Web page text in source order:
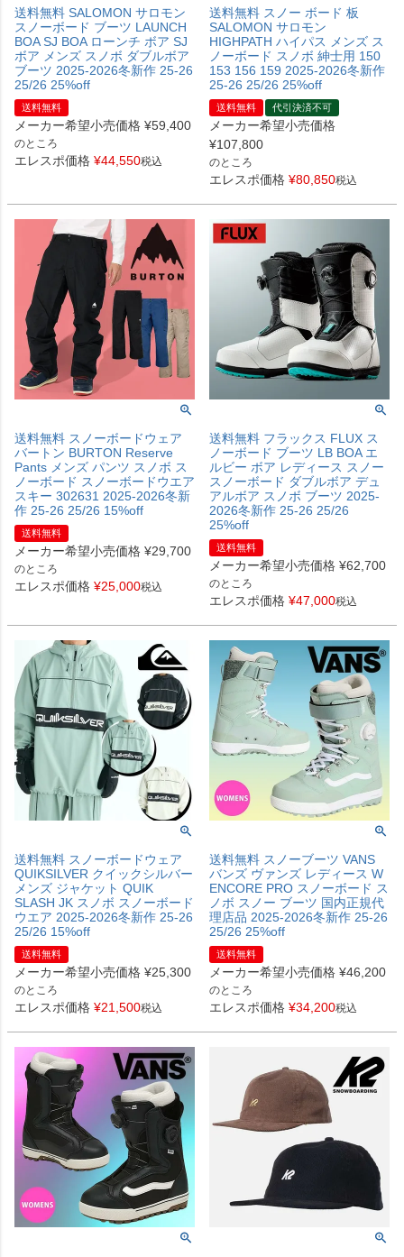
送料無料 SALOMON サロモン
スノーボード ブーツ LAUNCH
BOA SJ BOA ローンチ ボア SJ
ボア メンズ スノボ ダブルボア
ブーツ 2025-2026冬新作 25-26
25/26 25%off
送料無料
メーカー希望小売価格 ¥59,400
のところ
エレスポ価格 ¥44,550税込
送料無料 スノー ボード 板
SALOMON サロモン
HIGHPATH ハイパス メンズ ス
ノーボード スノボ 紳士用 150
153 156 159 2025-2026冬新作
25-26 25/26 25%off
送料無料 代引決済不可
メーカー希望小売価格
¥107,800
のところ
エレスポ価格 ¥80,850税込
送料無料 スノーボードウェア
バートン BURTON Reserve
Pants メンズ パンツ スノボ ス
ノーボード スノーボードウエア
スキー 302631 2025-2026冬新
作 25-26 25/26 15%off
送料無料
メーカー希望小売価格 ¥29,700
のところ
エレスポ価格 ¥25,000税込
送料無料 フラックス FLUX ス
ノーボード ブーツ LB BOA エ
ルビー ボア レディース スノー
スノーボード ダブルボア デュ
アルボア スノボ ブーツ 2025-
2026冬新作 25-26 25/26
25%off
送料無料
メーカー希望小売価格 ¥62,700
のところ
エレスポ価格 ¥47,000税込
送料無料 スノーボードウェア
QUIKSILVER クイックシルバー
メンズ ジャケット QUIK
SLASH JK スノボ スノーボード
ウエア 2025-2026冬新作 25-26
25/26 15%off
送料無料
メーカー希望小売価格 ¥25,300
のところ
エレスポ価格 ¥21,500税込
送料無料 スノーブーツ VANS
バンズ ヴァンズ レディース W
ENCORE PRO スノーボード ス
ノボ スノー ブーツ 国内正規代
理店品 2025-2026冬新作 25-26
25/26 25%off
送料無料
メーカー希望小売価格 ¥46,200
のところ
エレスポ価格 ¥34,200税込